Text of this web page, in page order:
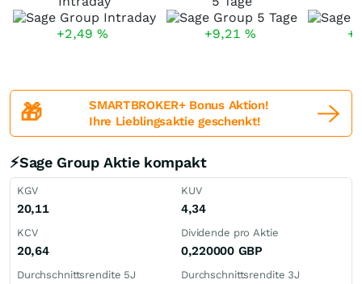
+2,49 % +9,21 %
🎁
SMARTBROKER+ Bonus Aktion!
Ihre Lieblingsaktie geschenkt!
⚡Sage Group Aktie kompakt
KGV
20,11
KUV
4,34
KCV
20,64
Dividende pro Aktie
0,220000 GBP
Durchschnittsrendite 5J Durchschnittsrendite 3J